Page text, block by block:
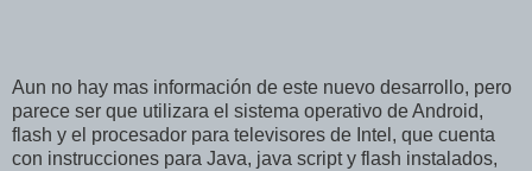
Aun no hay mas información de este nuevo desarrollo, pero
parece ser que utilizara el sistema operativo de Android,
flash y el procesador para televisores de Intel, que cuenta
con instrucciones para Java, java script y flash instalados,